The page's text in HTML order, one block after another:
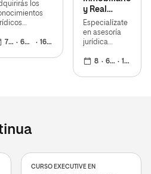
los
a
e
7 meses 60 ECTS 16 nov 2026
y Real
Estate
Especialízate
en asesoría
jurídica
dominarás
8 meses 60 ECTS 16 nov 2026
CURSO EXECUTIVE EN